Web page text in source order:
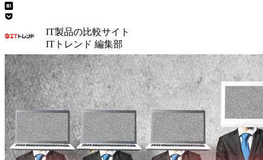
IT製品の比較サイト
ITトレンド 編集部